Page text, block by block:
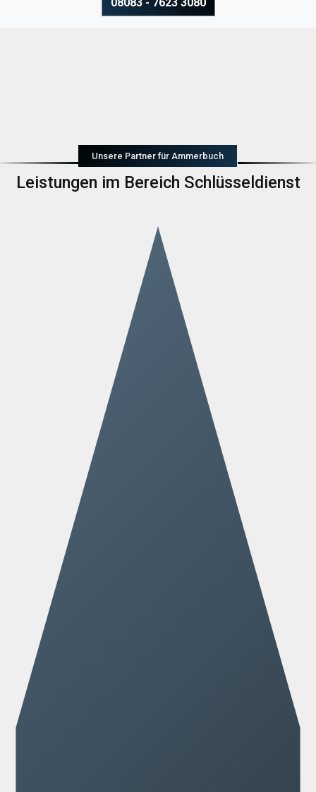
Unsere Partner für Ammerbuch
Leistungen im Bereich Schlüsseldienst